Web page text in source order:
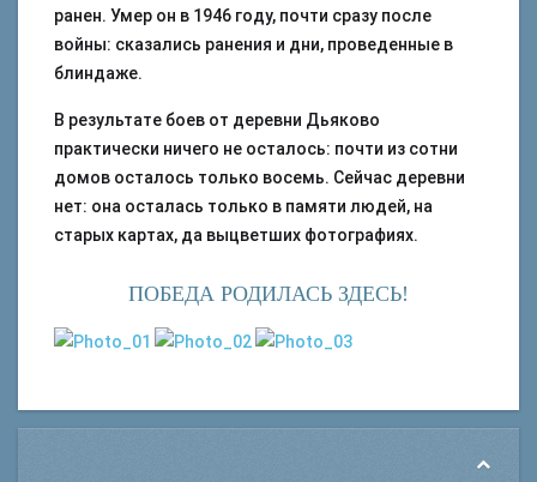
ранен. Умер он в 1946 году, почти сразу после
войны: сказались ранения и дни, проведенные в
блиндаже.
В результате боев от деревни Дьяково
практически ничего не осталось: почти из сотни
домов осталось только восемь. Сейчас деревни
нет: она осталась только в памяти людей, на
старых картах, да выцветших фотографиях.
ПОБЕДА РОДИЛАСЬ ЗДЕСЬ!